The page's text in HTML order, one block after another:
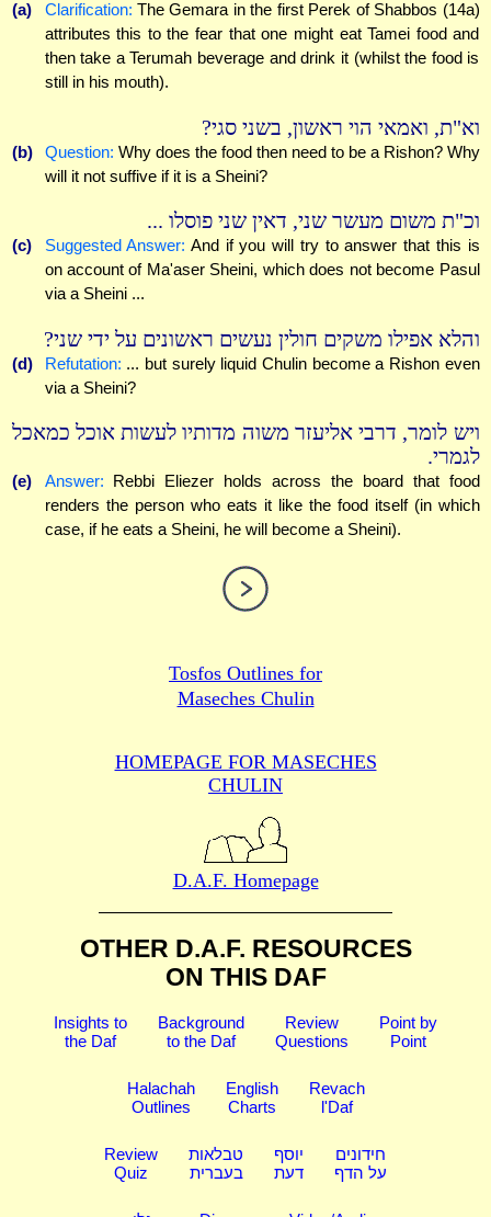
(a) Clarification: The Gemara in the first Perek of Shabbos (14a)
attributes this to the fear that one might eat Tamei food and
then take a Terumah beverage and drink it (whilst the food is
still in his mouth).
וא"ת, ואמאי הוי ראשון, בשני סגי?
(b) Question: Why does the food then need to be a Rishon? Why
will it not suffive if it is a Sheini?
וכ"ת משום מעשר שני, דאין שני פוסלו ...
(c) Suggested Answer: And if you will try to answer that this is
on account of Ma'aser Sheini, which does not become Pasul
via a Sheini ...
והלא אפילו משקים חולין נעשים ראשונים על ידי שני?
(d) Refutation: ... but surely liquid Chulin become a Rishon even
via a Sheini?
ויש לומר, דרבי אליעזר משוה מדותיו לעשות אוכל כמאכל
לגמרי.
(e) Answer: Rebbi Eliezer holds across the board that food
renders the person who eats it like the food itself (in which
case, if he eats a Sheini, he will become a Sheini).
Tosfos Outlines for
Maseches Chulin
HOMEPAGE FOR MASECHES
CHULIN
D.A.F. Homepage
OTHER D.A.F. RESOURCES
ON THIS DAF
Insights to
the Daf
Background
to the Daf
Review
Questions
Point by
Point
Halachah
Outlines
English
Charts
Revach
l'Daf
Review
Quiz
טבלאות
בעברית
יוסף
דעת
חידונים
על הדף